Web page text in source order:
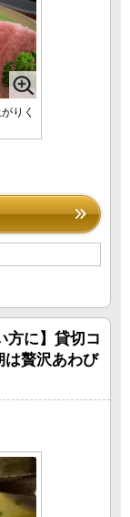
りく
方に】貸切コ
贅沢あわび